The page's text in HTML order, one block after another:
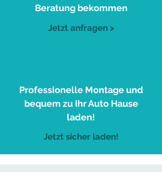
Beratung bekommen
Jetzt anfragen >
Professionelle Montage und
bequem zu Ihr Auto Hause
laden!
Jetzt sicher laden!